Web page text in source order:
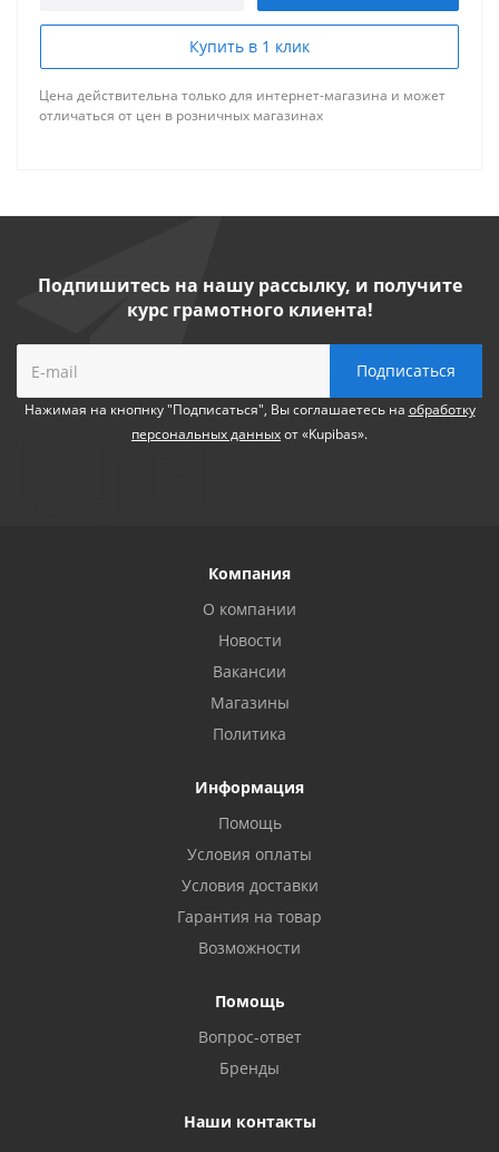
Купить в 1 клик
Цена действительна только для интернет-магазина и может
отличаться от цен в розничных магазинах
Подпишитесь на нашу рассылку, и получите
курс грамотного клиента!
Нажимая на кнопнку "Подписаться", Вы соглашаетесь на обработку
персональных данныхот «Kupibas».
Компания
О компании
Новости
Вакансии
Магазины
Политика
Информация
Помощь
Условия оплаты
Условия доставки
Гарантия на товар
Возможности
Помощь
Вопрос-ответ
Бренды
Наши контакты